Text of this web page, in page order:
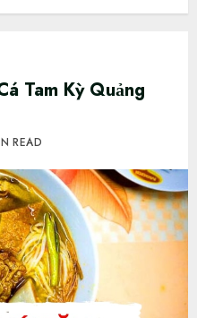
Tam Kỳ Quảng
READ